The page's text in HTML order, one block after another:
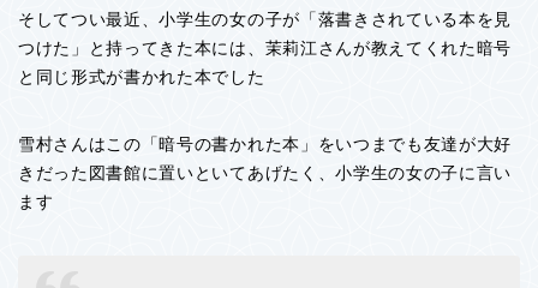
そしてつい最近、小学生の女の子が「落書きされている本を見
つけた」と持ってきた本には、茉莉江さんが教えてくれた暗号
と同じ形式が書かれた本でした
雪村さんはこの「暗号の書かれた本」をいつまでも友達が大好
きだった図書館に置いといてあげたく、小学生の女の子に言い
ます